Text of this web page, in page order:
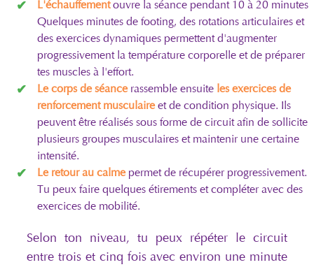
L'échauffementouvre la séance pendant 10 à 20 minutes.
Quelques minutes de footing, des rotations articulaires et
des exercices dynamiques permettent d'augmenter
progressivement la température corporelle et de préparer
tes muscles à l'effort.
Le corps de séancerassemble ensuite les exercices de
renforcement musculaireet de condition physique. Ils
peuvent être réalisés sous forme de circuit afin de solliciter
plusieurs groupes musculaires et maintenir une certaine
intensité.
Le retour au calmepermet de récupérer progressivement.
Tu peux faire quelques étirements et compléter avec des
exercices de mobilité.
Selon ton niveau, tu peux répéter le circuit
entre trois et cinq fois avec environ une minute